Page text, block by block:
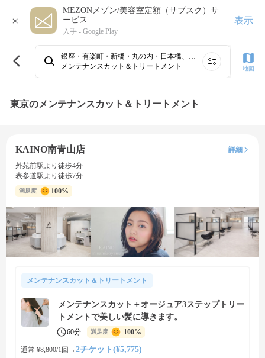
×
MEZONメゾン/美容室定額（サブスク）サ
ービス
入手 - Google Play
表示
メンテナンスカット＆トリートメント
地図
東京のメンテナンスカット＆トリートメント
KAINO南青山店
詳細
外苑前駅より徒歩4分
表参道駅より徒歩7分
満足度 100%
メンテナンスカット＆トリートメント
メンテナンスカット＋オージュア3ステップトリー
トメントで美しい髪に導きます。
60分 満足度 100%
通常 ¥8,800/1回 →2チケット(¥5,775)